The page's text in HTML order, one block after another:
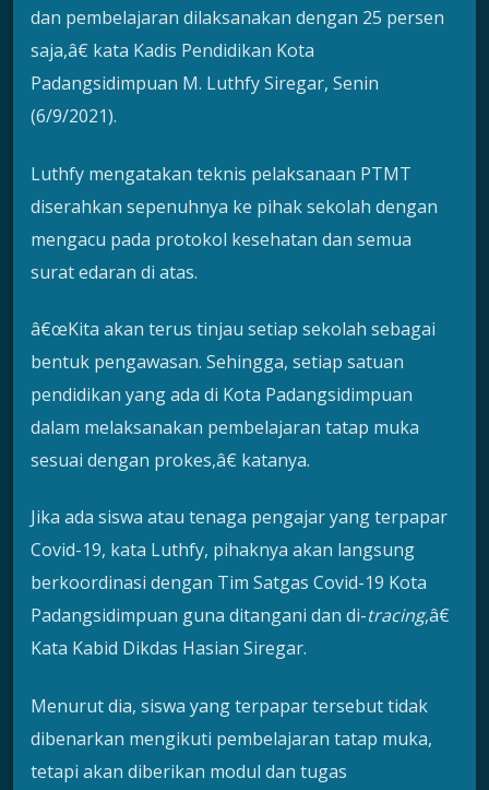
dan pembelajaran dilaksanakan dengan 25 persen
saja,â€ kata Kadis Pendidikan Kota
Padangsidimpuan M. Luthfy Siregar, Senin
(6/9/2021).
Luthfy mengatakan teknis pelaksanaan PTMT
diserahkan sepenuhnya ke pihak sekolah dengan
mengacu pada protokol kesehatan dan semua
surat edaran di atas.
â€œKita akan terus tinjau setiap sekolah sebagai
bentuk pengawasan. Sehingga, setiap satuan
pendidikan yang ada di Kota Padangsidimpuan
dalam melaksanakan pembelajaran tatap muka
sesuai dengan prokes,â€ katanya.
Jika ada siswa atau tenaga pengajar yang terpapar
Covid-19, kata Luthfy, pihaknya akan langsung
berkoordinasi dengan Tim Satgas Covid-19 Kota
Padangsidimpuan guna ditangani dan di-tracing,â€
Kata Kabid Dikdas Hasian Siregar.
Menurut dia, siswa yang terpapar tersebut tidak
dibenarkan mengikuti pembelajaran tatap muka,
tetapi akan diberikan modul dan tugas